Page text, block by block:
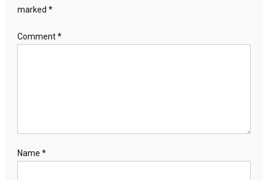
marked *
Comment*
Name *